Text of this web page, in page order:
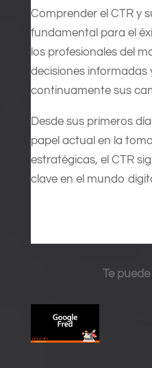
Comprender el CTR y
fundamental para el
los profesionales del
decisiones informadas
continuamente sus
Desde sus primeros
papel actual en la
estratégicas, el CTR
clave en el mundo
Te